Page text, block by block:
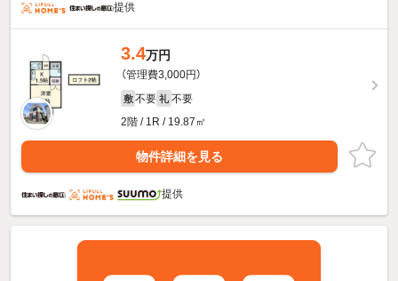
提供
3.4万円
（管理費3,000円）
敷 不要 礼 不要
2階 / 1R / 19.87㎡
物件詳細を見る
提供